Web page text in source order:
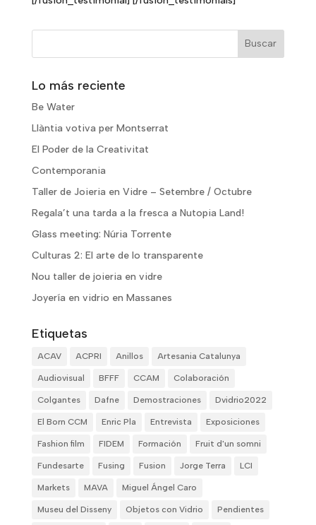
Lo más reciente
Be Water
Llàntia votiva per Montserrat
El Poder de la Creativitat
Contemporania
Taller de Joieria en Vidre – Setembre / Octubre
Regala’t una tarda a la fresca a Nutopia Land!
Glass meeting: Núria Torrente
Culturas 2: El arte de lo transparente
Nou taller de joieria en vidre
Joyería en vidrio en Massanes
Etiquetas
ACAV ACPRI Anillos Artesania Catalunya
Audiovisual BFFF CCAM Colaboración
Colgantes Dafne Demostraciones Dvidrio2022
El Born CCM Enric Pla Entrevista Exposiciones
Fashion film FIDEM Formación Fruit d'un somni
Fundesarte Fusing Fusion Jorge Terra LCI
Markets MAVA Miguel Ángel Caro
Museu del Disseny Objetos con Vidrio Pendientes